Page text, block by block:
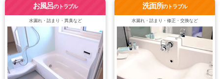
お風呂のトラブル
水漏れ・詰まり・異臭など
洗面所のトラブル
水漏れ・詰まり・修正・交換など